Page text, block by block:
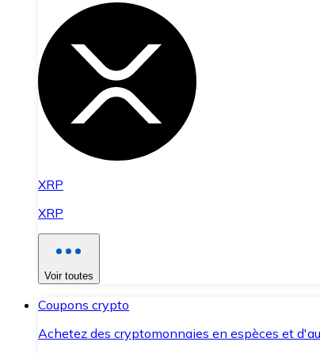
XRP
XRP
Voir toutes
Coupons crypto
Achetez des cryptomonnaies en espèces et